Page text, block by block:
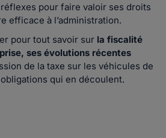
pour faire valoir ses droits
efficace à l’administration.
pour tout savoir sur la fiscalité
ses évolutions récentes
de la taxe sur les véhicules de
qui en découlent.